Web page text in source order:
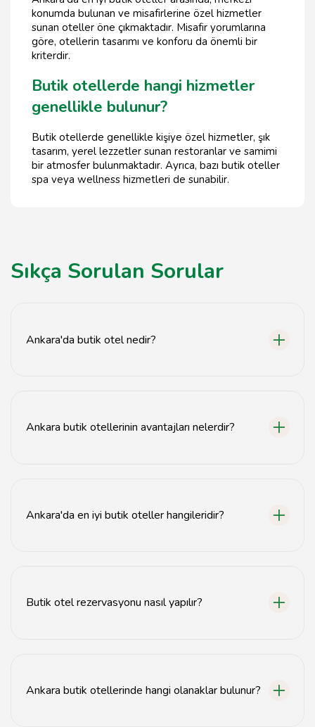
konumda bulunan ve misafirlerine özel hizmetler
sunan oteller öne çıkmaktadır. Misafir yorumlarına
göre, otellerin tasarımı ve konforu da önemli bir
kriterdir.
Butik otellerde hangi hizmetler
genellikle bulunur?
Butik otellerde genellikle kişiye özel hizmetler, şık
tasarım, yerel lezzetler sunan restoranlar ve samimi
bir atmosfer bulunmaktadır. Ayrıca, bazı butik oteller
spa veya wellness hizmetleri de sunabilir.
Sıkça Sorulan Sorular
Ankara'da butik otel nedir?
Ankara butik otellerinin avantajları nelerdir?
Ankara'da en iyi butik oteller hangileridir?
Butik otel rezervasyonu nasıl yapılır?
Ankara butik otellerinde hangi olanaklar bulunur?